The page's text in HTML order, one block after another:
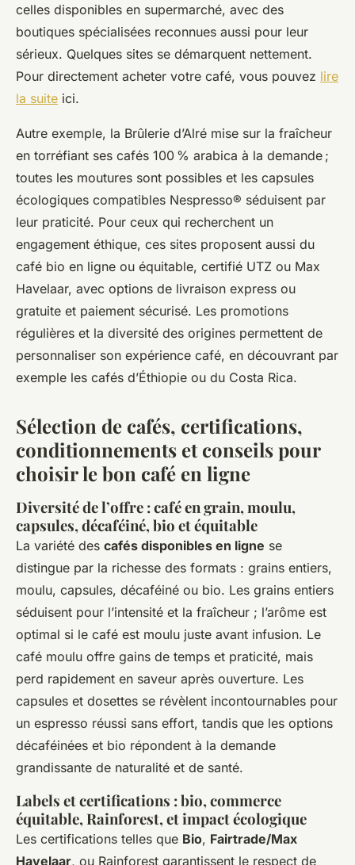
celles disponibles en supermarché, avec des
boutiques spécialisées reconnues aussi pour leur
sérieux. Quelques sites se démarquent nettement.
Pour directement acheter votre café, vous pouvez lire
la suite ici.
Autre exemple, la Brûlerie d’Alré mise sur la fraîcheur
en torréfiant ses cafés 100 % arabica à la demande ;
toutes les moutures sont possibles et les capsules
écologiques compatibles Nespresso® séduisent par
leur praticité. Pour ceux qui recherchent un
engagement éthique, ces sites proposent aussi du
café bio en ligne ou équitable, certifié UTZ ou Max
Havelaar, avec options de livraison express ou
gratuite et paiement sécurisé. Les promotions
régulières et la diversité des origines permettent de
personnaliser son expérience café, en découvrant par
exemple les cafés d’Éthiopie ou du Costa Rica.
Sélection de cafés, certifications,
conditionnements et conseils pour
choisir le bon café en ligne
Diversité de l’offre : café en grain, moulu,
capsules, décaféiné, bio et équitable
La variété des cafés disponibles en ligne se
distingue par la richesse des formats : grains entiers,
moulu, capsules, décaféiné ou bio. Les grains entiers
séduisent pour l’intensité et la fraîcheur ; l’arôme est
optimal si le café est moulu juste avant infusion. Le
café moulu offre gains de temps et praticité, mais
perd rapidement en saveur après ouverture. Les
capsules et dosettes se révèlent incontournables pour
un espresso réussi sans effort, tandis que les options
décaféinées et bio répondent à la demande
grandissante de naturalité et de santé.
Labels et certifications : bio, commerce
équitable, Rainforest, et impact écologique
Les certifications telles que Bio, Fairtrade/Max
Havelaar, ou Rainforest garantissent le respect de